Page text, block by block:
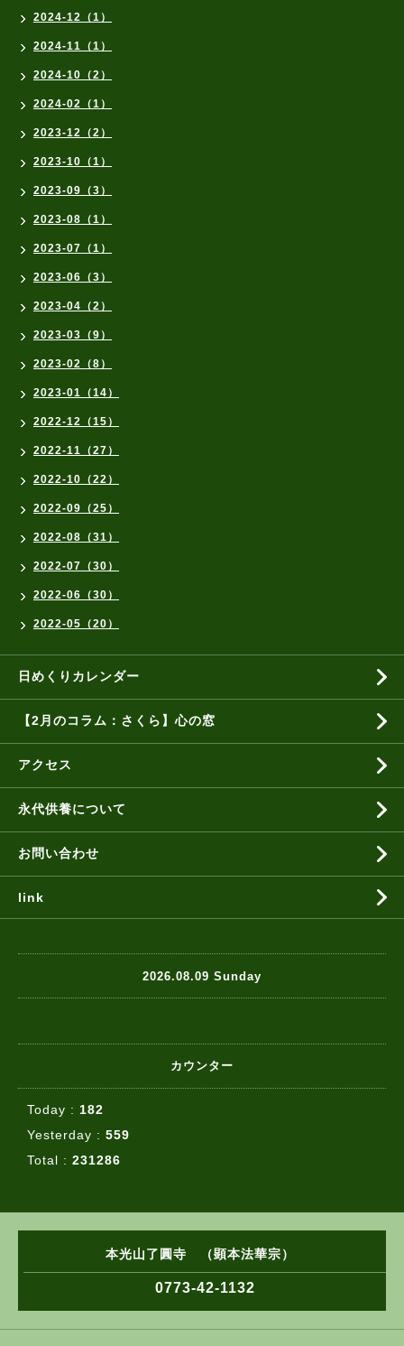
2024-12（1）
2024-11（1）
2024-10（2）
2024-02（1）
2023-12（2）
2023-10（1）
2023-09（3）
2023-08（1）
2023-07（1）
2023-06（3）
2023-04（2）
2023-03（9）
2023-02（8）
2023-01（14）
2022-12（15）
2022-11（27）
2022-10（22）
2022-09（25）
2022-08（31）
2022-07（30）
2022-06（30）
2022-05（20）
日めくりカレンダー
【2月のコラム：さくら】心の窓
アクセス
永代供養について
お問い合わせ
link
2026.08.09 Sunday
カウンター
Today : 182
Yesterday : 559
Total : 231286
本光山了圓寺 （顕本法華宗）
0773-42-1132